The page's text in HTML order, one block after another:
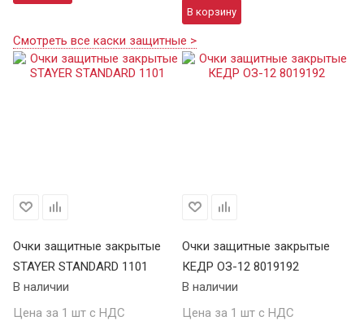
В корзину
Смотреть все каски защитные >
Очки защитные закрытые
STAYER STANDARD 1101
В наличии
Цена за 1 шт с НДС
Очки защитные закрытые
КЕДР ОЗ-12 8019192
В наличии
Цена за 1 шт с НДС